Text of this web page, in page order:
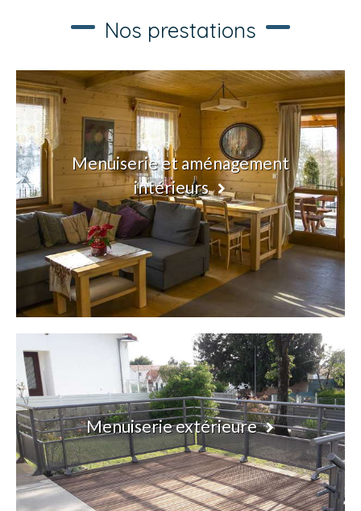
Nos prestations
Menuiserie et aménagement
intérieurs
Menuiserie extérieure